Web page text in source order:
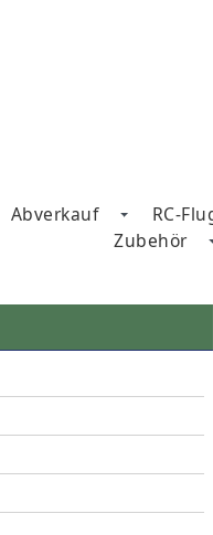
Abverkauf RC-
Zubehör